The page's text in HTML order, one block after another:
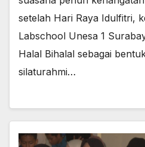
setelah Hari Raya Idulfitri,
Labschool Unesa 1
Halal Bihalal sebagai
silaturahmi…